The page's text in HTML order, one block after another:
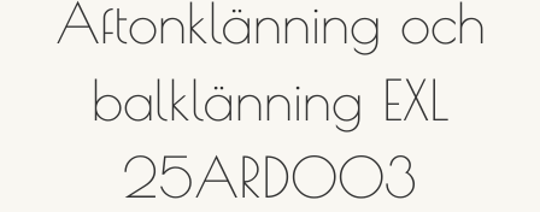
Aftonklänning och
balklänning EXL
25ARD003